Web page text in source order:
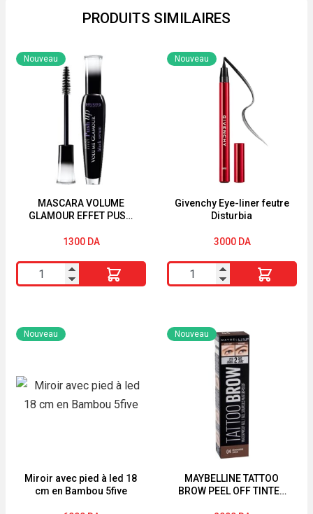
PRODUITS SIMILAIRES
MASCARA VOLUME
GLAMOUR EFFET PUSH
BOURJOIS
Nouveau
1300 DA
quantité
de
VOLUME
GLAMOUR
PUSH
UP
Givenchy Eye-liner feutre
Disturbia
Nouveau
3000 DA
quantité
de
Eye-
liner
Miroir avec pied à led 18
cm en Bambou 5five
Nouveau
MAYBELLINE TATTOO
BROW PEEL OFF TINTED
Nouveau